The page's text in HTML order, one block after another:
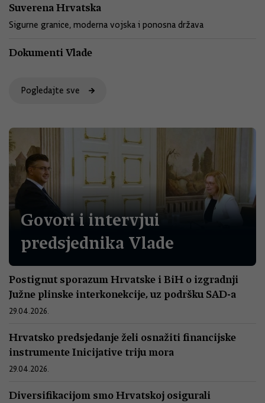
Suverena Hrvatska
Sigurne granice, moderna vojska i ponosna država
Dokumenti Vlade
Pogledajte sve
Govori i intervjui
predsjednika Vlade
Postignut sporazum Hrvatske i BiH o izgradnji
Južne plinske interkonekcije, uz podršku SAD-a
29.04.2026.
Hrvatsko predsjedanje želi osnažiti financijske
instrumente Inicijative triju mora
29.04.2026.
Diversifikacijom smo Hrvatskoj osigurali